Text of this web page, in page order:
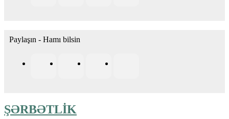
Paylaşın - Hamı bilsin
ŞƏRBƏTLİK